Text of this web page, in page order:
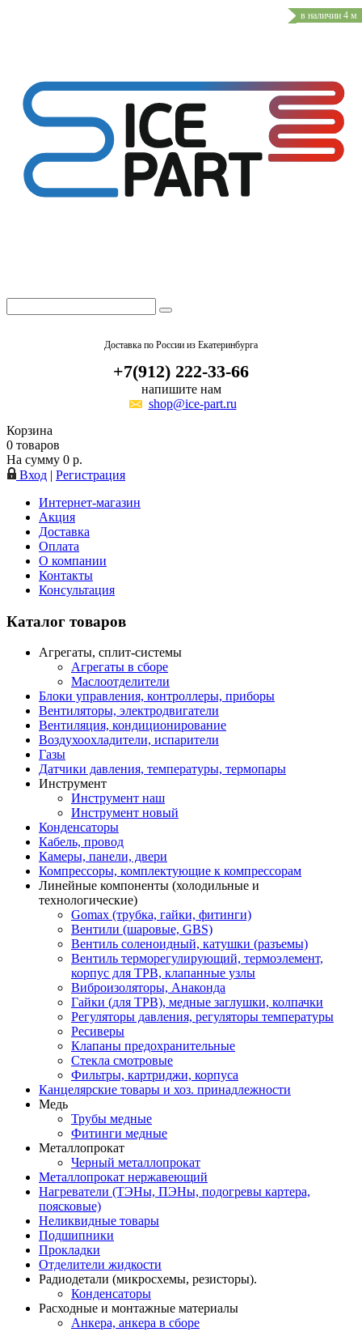
Доставка по России из Екатеринбурга
+7(912) 222-33-66
напишите нам
shop@ice-part.ru
Корзина
0 товаров
На сумму 0 р.
Вход | Регистрация
Интернет-магазин
Акция
Доставка
Оплата
О компании
Контакты
Консультация
Каталог товаров
Агрегаты, сплит-системы
Агрегаты в сборе
Маслоотделители
Блоки управления, контроллеры, приборы
Вентиляторы, электродвигатели
Вентиляция, кондиционирование
Воздухоохладители, испарители
Газы
Датчики давления, температуры, термопары
Инструмент
Инструмент наш
Инструмент новый
Конденсаторы
Кабель, провод
Камеры, панели, двери
Компрессоры, комплектующие к компрессорам
Линейные компоненты (холодильные и
технологические)
Gomax (трубка, гайки, фитинги)
Вентили (шаровые, GBS)
Вентиль соленоидный, катушки (разъемы)
Вентиль терморегулирующий, термоэлемент,
корпус для ТРВ, клапанные узлы
Виброизоляторы, Анаконда
Гайки (для ТРВ), медные заглушки, колпачки
Регуляторы давления, регуляторы температуры
Ресиверы
Клапаны предохранительные
Стекла смотровые
Фильтры, картриджи, корпуса
Канцелярские товары и хоз. принадлежности
Медь
Трубы медные
Фитинги медные
Металлопрокат
Черный металлопрокат
Металлопрокат нержавеющий
Нагреватели (ТЭНы, ПЭНы, подогревы картера,
поясковые)
Неликвидные товары
Подшипники
Прокладки
Отделители жидкости
Радиодетали (микросхемы, резисторы).
Конденсаторы
Расходные и монтажные материалы
Анкера, анкера в сборе
в наличии 4 м